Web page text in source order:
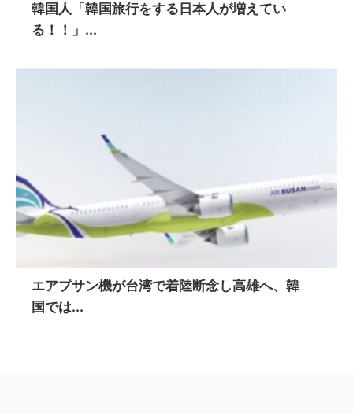
韓国人「韓国旅行をする日本人が増えてい
る！！」...
エアプサン機が台湾で着陸断念し高雄へ、韓
国では...